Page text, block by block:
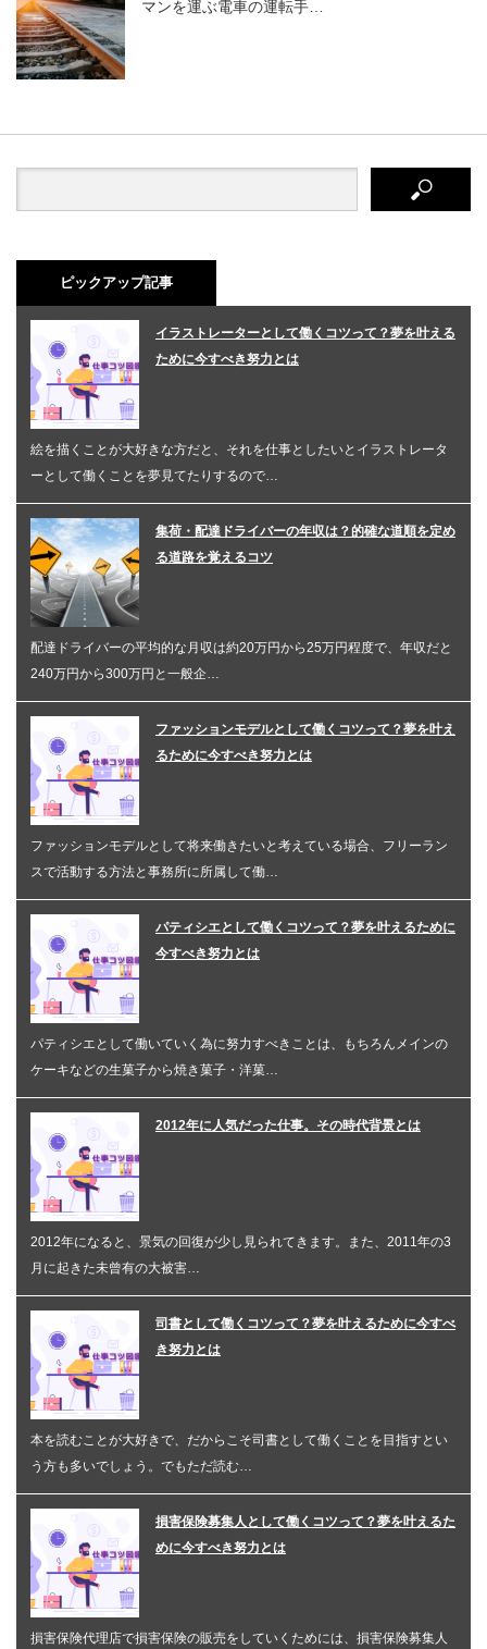
マンを運ぶ電車の運転手…
ピックアップ記事
イラストレーターとして働くコツって？夢を叶える
ために今すべき努力とは
絵を描くことが大好きな方だと、それを仕事としたいとイラストレータ
ーとして働くことを夢見てたりするので…
集荷・配達ドライバーの年収は？的確な道順を定め
る道路を覚えるコツ
配達ドライバーの平均的な月収は約20万円から25万円程度で、年収だと
240万円から300万円と一般企…
ファッションモデルとして働くコツって？夢を叶え
るために今すべき努力とは
ファッションモデルとして将来働きたいと考えている場合、フリーラン
スで活動する方法と事務所に所属して働…
パティシエとして働くコツって？夢を叶えるために
今すべき努力とは
パティシエとして働いていく為に努力すべきことは、もちろんメインの
ケーキなどの生菓子から焼き菓子・洋菓…
2012年に人気だった仕事。その時代背景とは
2012年になると、景気の回復が少し見られてきます。また、2011年の3
月に起きた未曾有の大被害…
司書として働くコツって？夢を叶えるために今すべ
き努力とは
本を読むことが大好きで、だからこそ司書として働くことを目指すとい
う方も多いでしょう。でもただ読む…
損害保険募集人として働くコツって？夢を叶えるた
めに今すべき努力とは
損害保険代理店で損害保険の販売をしていくためには、損害保険募集人